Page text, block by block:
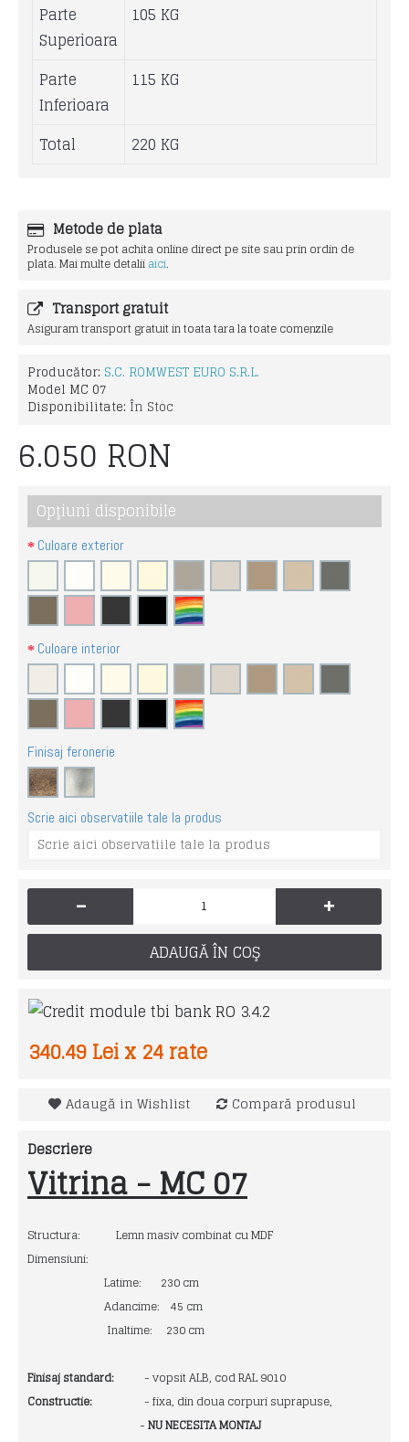
Parte
Superioara
105 KG
Parte
Inferioara
115 KG
Total 220 KG
Metode de plata
Produsele se pot achita online direct pe site sau prin ordin de
plata. Mai multe detaliiaici.
Transport gratuit
Asiguram transport gratuit in toata tara la toate comenzile
Producător: S.C. ROMWEST EURO S.R.L.
Model MC 07
Disponibilitate: În Stoc
6.050 RON
Opţiuni disponibile
Culoare exterior
Culoare interior
Finisaj feronerie
Scrie aici observatiile tale la produs
- +
ADAUGĂ ÎN COŞ
340.49 Lei x 24 rate
Adaugă in Wishlist Compară produsul
Descriere
Vitrina - MC 07
Structura: Lemn masiv combinat cu MDF
Dimensiuni:
Latime: 230 cm
Adancime: 45 cm
Inaltime: 230 cm
Finisaj standard:
- vopsit ALB, cod RAL 9010
Constructie: - fixa, din doua corpuri suprapuse,
-NU NECESITA MONTAJ